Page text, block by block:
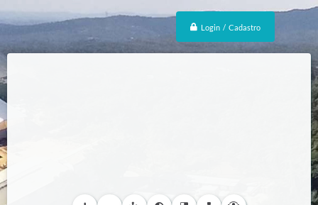
Login / Cadastro